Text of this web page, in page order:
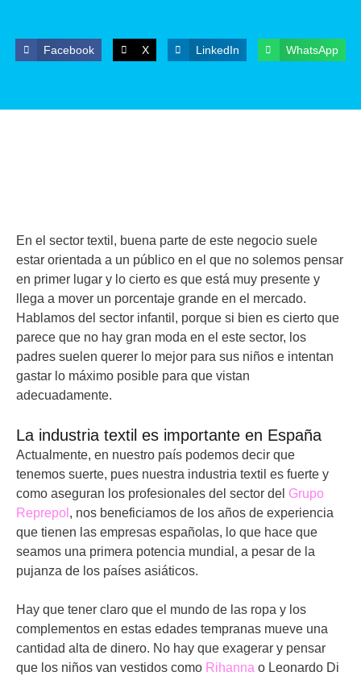
Facebook X LinkedIn WhatsApp
En el sector textil, buena parte de este negocio suele
estar orientada a un público en el que no solemos pensar
en primer lugar y lo cierto es que está muy presente y
llega a mover un porcentaje grande en el mercado.
Hablamos del sector infantil, porque si bien es cierto que
parece que no hay gran moda en el este sector, los
padres suelen querer lo mejor para sus niños e intentan
gastar lo máximo posible para que vistan
adecuadamente.
La industria textil es importante en España
Actualmente, en nuestro país podemos decir que
tenemos suerte, pues nuestra industria textil es fuerte y
como aseguran los profesionales del sector del Grupo
Reprepol , nos beneficiamos de los años de experiencia
que tienen las empresas españolas, lo que hace que
seamos una primera potencia mundial, a pesar de la
pujanza de los países asiáticos.
Hay que tener claro que el mundo de las ropa y los
complementos en estas edades tempranas mueve una
cantidad alta de dinero. No hay que exagerar y pensar
que los niños van vestidos como Rihanna o Leonardo Di